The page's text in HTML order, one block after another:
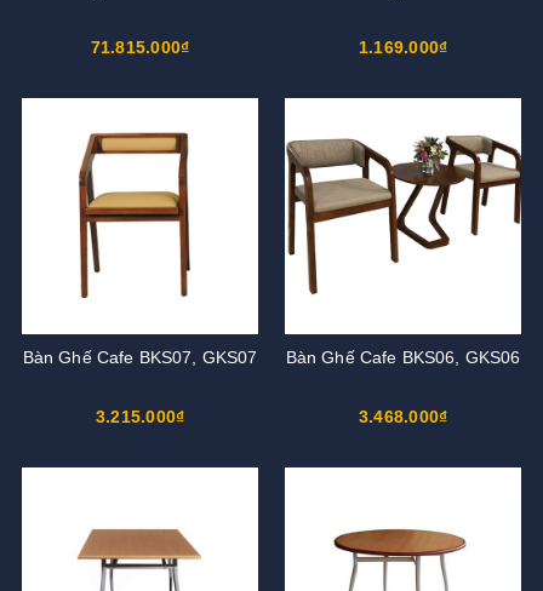
71.815.000₫ 1.169.000₫
Bàn Ghế Cafe BKS07, GKS07
3.215.000₫
Bàn Ghế Cafe BKS06, GKS06
3.468.000₫